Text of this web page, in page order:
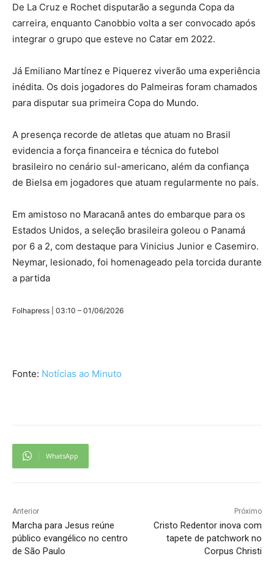
De La Cruz e Rochet disputarão a segunda Copa da
carreira, enquanto Canobbio volta a ser convocado após
integrar o grupo que esteve no Catar em 2022.
Já Emiliano Martínez e Piquerez viverão uma experiência
inédita. Os dois jogadores do Palmeiras foram chamados
para disputar sua primeira Copa do Mundo.
A presença recorde de atletas que atuam no Brasil
evidencia a força financeira e técnica do futebol
brasileiro no cenário sul-americano, além da confiança
de Bielsa em jogadores que atuam regularmente no país.
Em amistoso no Maracanã antes do embarque para os
Estados Unidos, a seleção brasileira goleou o Panamá
por 6 a 2, com destaque para Vinicius Junior e Casemiro.
Neymar, lesionado, foi homenageado pela torcida durante
a partida
Folhapress | 03:10 – 01/06/2026
Fonte: Notícias ao Minuto
WhatsApp
Anterior
Marcha para Jesus reúne
público evangélico no centro
de São Paulo
Próximo
Cristo Redentor inova com
tapete de patchwork no
Corpus Christi